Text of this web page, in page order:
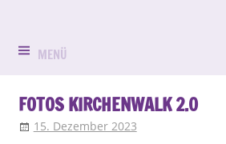
springen
in
MENÜ
FOTOS KIRCHENWALK 2.0
15. Dezember 2023